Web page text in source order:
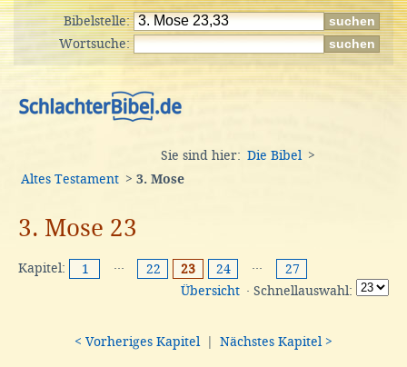
Bibelstelle:
Wortsuche:
Sie sind hier: Die Bibel
>
Altes Testament > 3. Mose
3. Mose 23
Kapitel: 1 ··· 22 23 24 ···
27
Übersicht · Schnellauswahl:
< Vorheriges Kapitel Nächstes Kapitel >